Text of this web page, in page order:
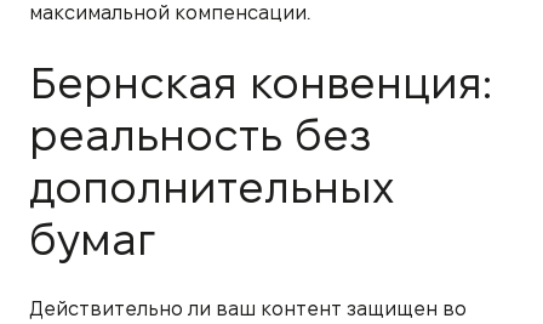
максимальной компенсации.
Бернская конвенция:
реальность без
дополнительных
бумаг
Действительно ли ваш контент защищен во